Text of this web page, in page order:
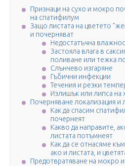
Признаци на сухо и мокро
на спатифилум
Защо листата на цветето
и почерняват
Недостатъчна
Застояла влага в
поливане или тежка
Слънчево изгаряне
Гъбични инфекции
Течения и резки
Излишък или липса на
Почерняване локализация и
Как да спасим
почернеят
Какво да направите,
листата потъмнеят
Как да се отнасяме
ако и листата, и
Предотвратяване на мокро